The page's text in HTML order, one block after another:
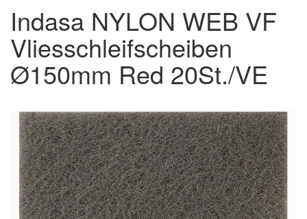
Schleifstreifen
Schleifmittel in Rollen
Schleifbogen
Schleifblüten
Schleif-Handpads
Zubehör/Hilfsmittel
Kleben & Beschichten
Indasa NYLON WEB VF
Vliesschleifscheiben
Ø150mm Red 20St./VE